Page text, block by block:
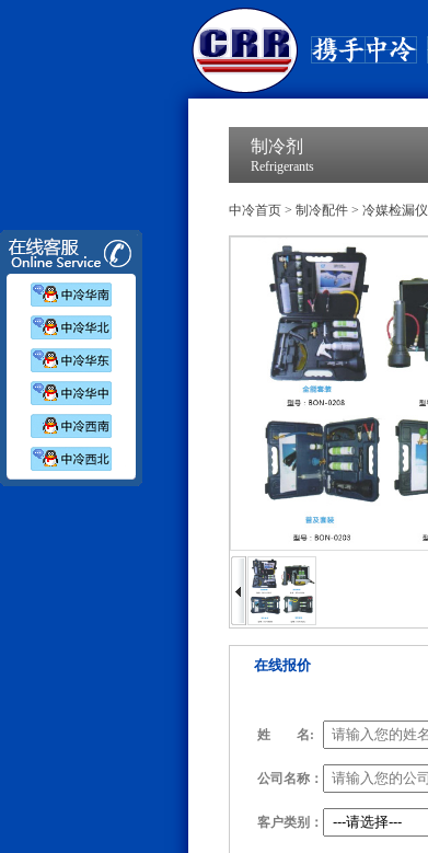
制冷剂
Refrigerants
中冷首页 > 制冷配件 > 冷媒检漏仪
在线报价
姓 名:
公司名称：
客户类别：